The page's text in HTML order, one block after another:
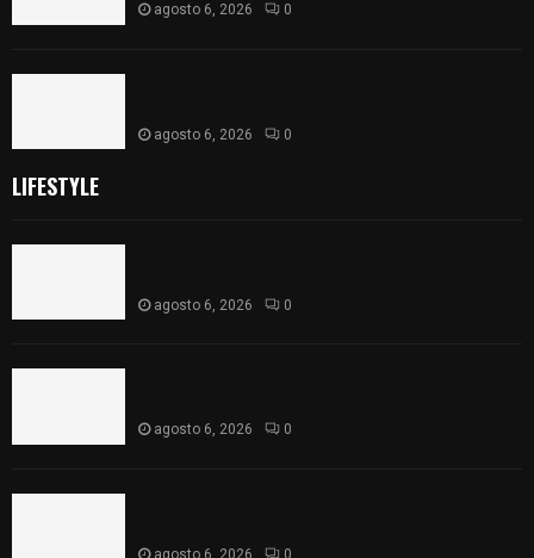
agosto 6, 2026 0
agosto 6, 2026 0
LIFESTYLE
agosto 6, 2026 0
agosto 6, 2026 0
agosto 6, 2026 0